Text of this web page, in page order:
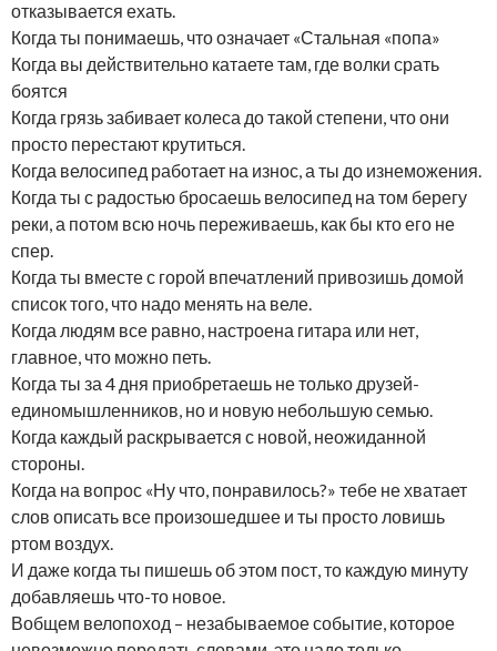
отказывается ехать.
Когда ты понимаешь, что означает «Стальная «попа»
Когда вы действительно катаете там, где волки срать
боятся
Когда грязь забивает колеса до такой степени, что они
просто перестают крутиться.
Когда велосипед работает на износ, а ты до изнеможения.
Когда ты с радостью бросаешь велосипед на том берегу
реки, а потом всю ночь переживаешь, как бы кто его не
спер.
Когда ты вместе с горой впечатлений привозишь домой
список того, что надо менять на веле.
Когда людям все равно, настроена гитара или нет,
главное, что можно петь.
Когда ты за 4 дня приобретаешь не только друзей-
единомышленников, но и новую небольшую семью.
Когда каждый раскрывается с новой, неожиданной
стороны.
Когда на вопрос «Ну что, понравилось?» тебе не хватает
слов описать все произошедшее и ты просто ловишь
ртом воздух.
И даже когда ты пишешь об этом пост, то каждую минуту
добавляешь что-то новое.
Вобщем велопоход – незабываемое событие, которое